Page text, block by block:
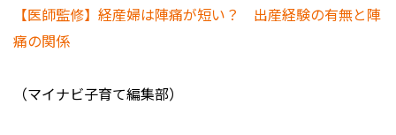
【医師監修】経産婦は陣痛が短い？ 出産経験の有無と陣
痛の関係
（マイナビ子育て編集部）